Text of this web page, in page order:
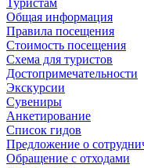
Общая информация
Правила посещения
Стоимость посещения
Схема для туристов
Достопримечательности
Экскурсии
Сувениры
Анкетирование
Список гидов
Предложение о
Обращение с отходами